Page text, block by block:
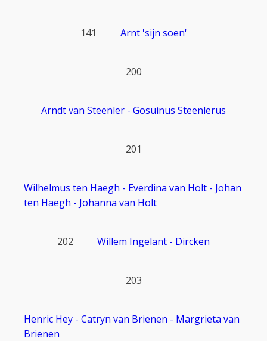
141 Arnt 'sijn soen'
200
Arndt van Steenler - Gosuinus Steenlerus
201
Wilhelmus ten Haegh - Everdina van Holt - Johan
ten Haegh - Johanna van Holt
202 Willem Ingelant - Dircken
203
Henric Hey - Catryn van Brienen - Margrieta van
Brienen